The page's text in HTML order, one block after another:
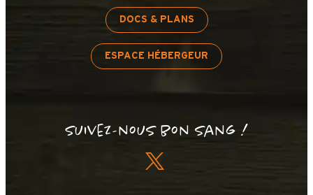
OpenStreetMap
DOCS & PLANS
ESPACE HÉBERGEUR
Suivez-nous bon sang !